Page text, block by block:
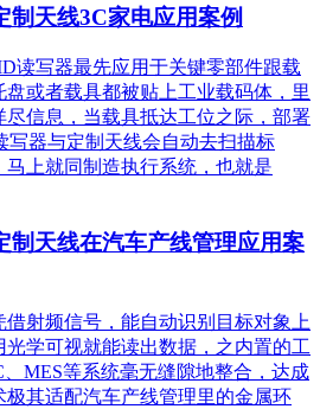
天线3C家电应用案例
读写器最先应用于关键零部件跟载
或者载具都被贴上工业载码体，里
信息，当载具抵达工位之际，部署
写器与定制天线会自动去扫描标
上就同制造执行系统，也就是
制天线在汽车产线管理应用案
射频信号，能自动识别目标对象上
学可视就能读出数据，之内置的工
MES等系统毫无缝隙地整合，达成
其适配汽车产线管理里的金属环